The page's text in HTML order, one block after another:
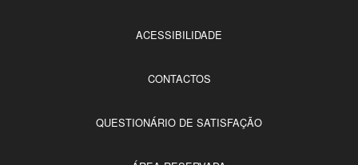
ACESSIBILIDADE
CONTACTOS
QUESTIONÁRIO DE SATISFAÇÃO